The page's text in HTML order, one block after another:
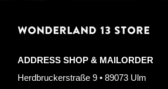
WONDERLAND 13 STORE
ADDRESS SHOP & MAILORDER
Herdbruckerstraße 9 • 89073 Ulm